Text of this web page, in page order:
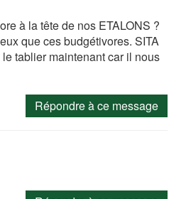
à la tête de nos ETALONS ?
que ces budgétivores. SITA
tablier maintenant car il nous
Répondre à ce message